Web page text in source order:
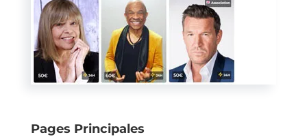
Pages Principales